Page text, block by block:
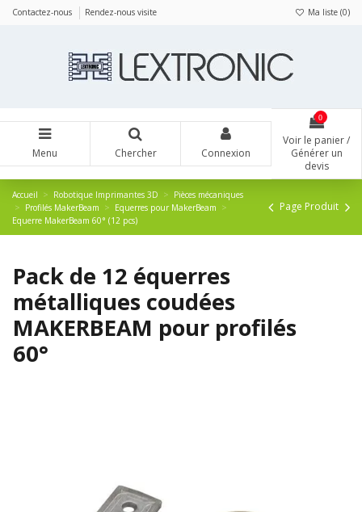
Contactez-nous Rendez-nous visite Ma liste (0)
Menu Chercher Connexion
0
Voir le panier /
Générer un
devis
Accueil Robotique Imprimantes 3D
Pièces mécaniques
Profilés MakerBeam
Equerres pour MakerBeam
Equerre MakerBeam 60° (12 pcs)
Page Produit
Pack de 12 équerres
métalliques coudées
MAKERBEAM pour profilés
60°
Panneau de gestion des cookies